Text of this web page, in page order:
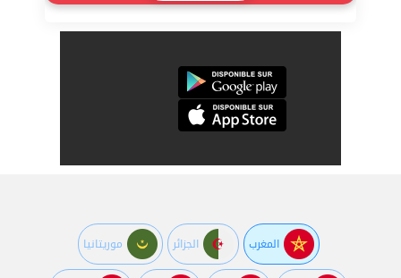
المغرب الجزائر موريتانيا